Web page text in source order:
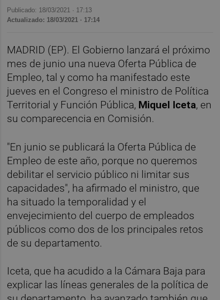
Publicado: 18/03/2021 · 17:13
Actualizado: 18/03/2021 · 17:14
MADRID (EP). El Gobierno lanzará el próximo
mes de junio una nueva Oferta Pública de
Empleo, tal y como ha manifestado este
jueves en el Congreso el ministro de Política
Territorial y Función Pública, Miquel Iceta, en
su comparecencia en Comisión.
"En junio se publicará la Oferta Pública de
Empleo de este año, porque no queremos
debilitar el servicio público ni limitar sus
capacidades", ha afirmado el ministro, que
ha situado la temporalidad y el
envejecimiento del cuerpo de empleados
públicos como dos de los principales retos
de su departamento.
Iceta, que ha acudido a la Cámara Baja para
explicar las líneas generales de la política de